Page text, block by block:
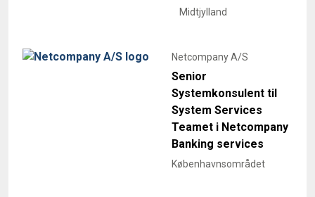
Midtjylland
Netcompany A/S
Senior
Systemkonsulent til
System Services
Teamet i Netcompany
Banking services
Københavnsområdet